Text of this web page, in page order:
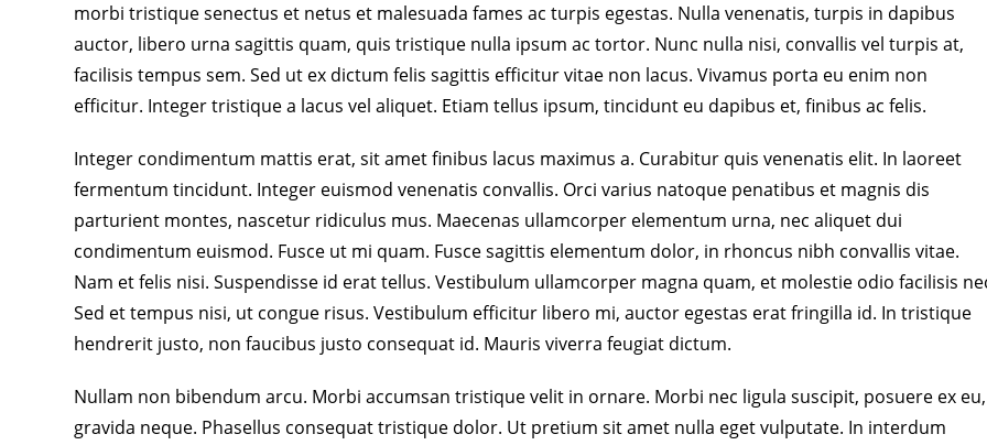
morbi tristique senectus et netus et malesuada fames ac turpis egestas. Nulla venenatis, turpis in dapibus
auctor, libero urna sagittis quam, quis tristique nulla ipsum ac tortor. Nunc nulla nisi, convallis vel turpis at,
facilisis tempus sem. Sed ut ex dictum felis sagittis efficitur vitae non lacus. Vivamus porta eu enim non
efficitur. Integer tristique a lacus vel aliquet. Etiam tellus ipsum, tincidunt eu dapibus et, finibus ac felis.
Integer condimentum mattis erat, sit amet finibus lacus maximus a. Curabitur quis venenatis elit. In laoreet
fermentum tincidunt. Integer euismod venenatis convallis. Orci varius natoque penatibus et magnis dis
parturient montes, nascetur ridiculus mus. Maecenas ullamcorper elementum urna, nec aliquet dui
condimentum euismod. Fusce ut mi quam. Fusce sagittis elementum dolor, in rhoncus nibh convallis vitae.
Nam et felis nisi. Suspendisse id erat tellus. Vestibulum ullamcorper magna quam, et molestie odio facilisis
Sed et tempus nisi, ut congue risus. Vestibulum efficitur libero mi, auctor egestas erat fringilla id. In tristique
hendrerit justo, non faucibus justo consequat id. Mauris viverra feugiat dictum.
Nullam non bibendum arcu. Morbi accumsan tristique velit in ornare. Morbi nec ligula suscipit, posuere ex eu,
gravida neque. Phasellus consequat tristique dolor. Ut pretium sit amet nulla eget vulputate. In interdum